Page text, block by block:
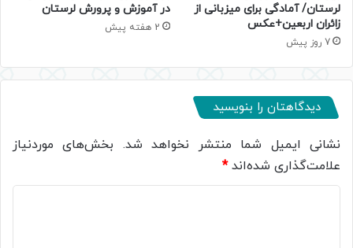
لرستان/ آمادگی برای میزبانی از
زائران اربعین+عکس
7 روز پیش
در آموزش و پرورش لرستان
2 هفته پیش
دیدگاهتان را بنویسید
نشانی ایمیل شما منتشر نخواهد شد. بخش‌های موردنیاز
علامت‌گذاری شده‌اند*